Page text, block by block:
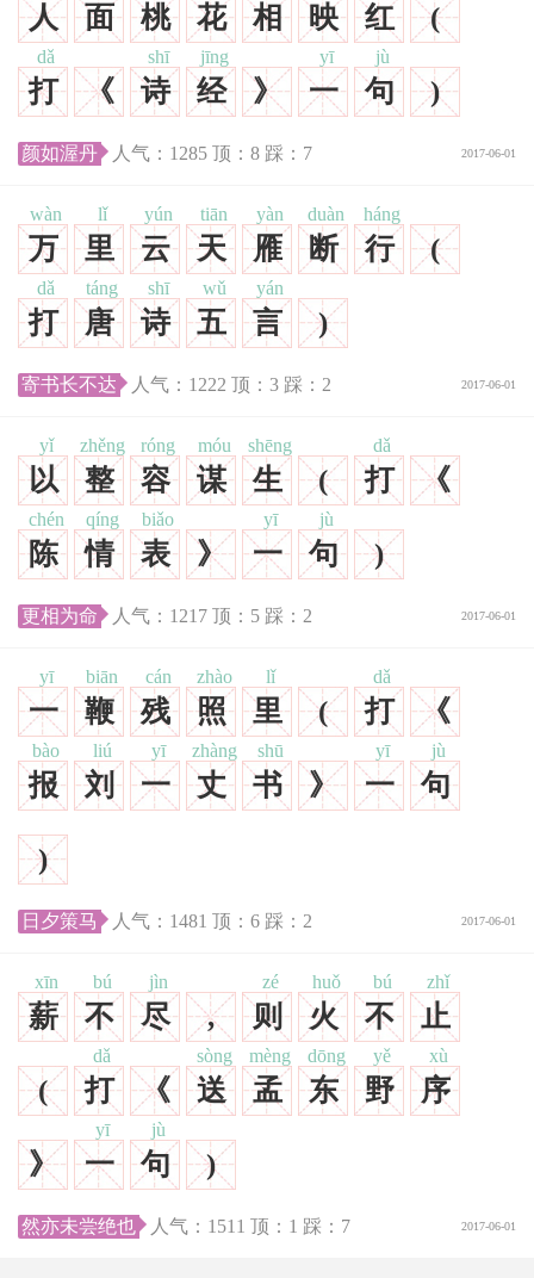
人 面 桃 花 相 映 红 (
打
dǎ
《 诗
shī
经
jīng
》 一
yī
句
jù
)
2017-06-01
颜如渥丹 人气： 1285 顶： 8 踩： 7
万
wàn
里
lǐ
云
yún
天
tiān
雁
yàn
断
duàn
行
háng
(
打
dǎ
唐
táng
诗
shī
五
wǔ
言
yán
)
2017-06-01
寄书长不达 人气： 1222 顶： 3 踩： 2
以
yǐ
整
zhěng
容
róng
谋
móu
生
shēng
( 打
dǎ
《
陈
chén
情
qíng
表
biǎo
》 一
yī
句
jù
)
2017-06-01
更相为命 人气： 1217 顶： 5 踩： 2
一
yī
鞭
biān
残
cán
照
zhào
里
lǐ
( 打
dǎ
《
报
bào
刘
liú
一
yī
丈
zhàng
书
shū
》 一
yī
句
jù
)
2017-06-01
日夕策马 人气： 1481 顶： 6 踩： 2
薪
xīn
不
bú
尽
jìn
, 则
zé
火
huǒ
不
bú
止
zhǐ
( 打
dǎ
《 送
sòng
孟
mèng
东
dōng
野
yě
序
xù
》 一
yī
句
jù
)
2017-06-01
然亦未尝绝也 人气： 1511 顶： 1 踩： 7